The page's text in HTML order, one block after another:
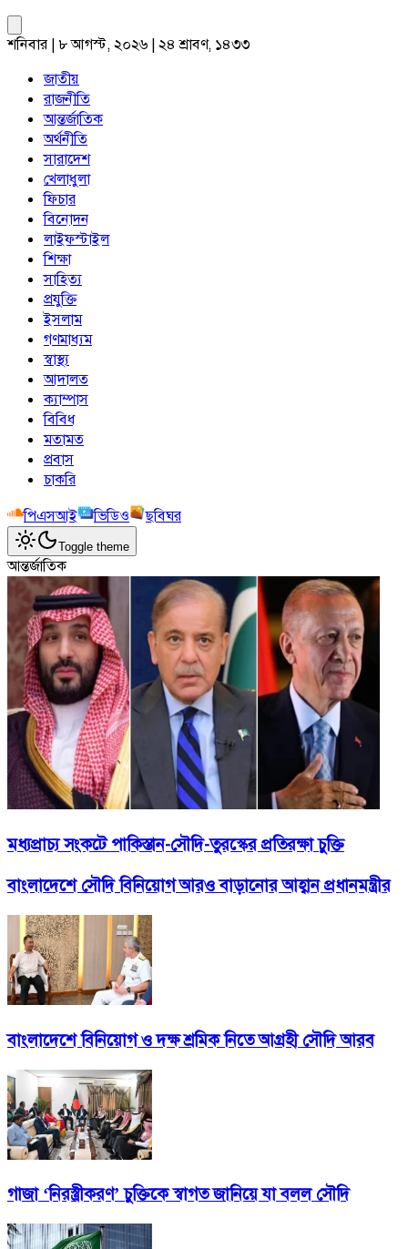
শনিবার | ৮ আগস্ট, ২০২৬ | ২৪ শ্রাবণ, ১৪৩৩
জাতীয়
রাজনীতি
আন্তর্জাতিক
অর্থনীতি
সারাদেশ
খেলাধুলা
ফিচার
বিনোদন
লাইফস্টাইল
শিক্ষা
সাহিত্য
প্রযুক্তি
ইসলাম
গণমাধ্যম
স্বাস্থ্য
আদালত
ক্যাম্পাস
বিবিধ
মতামত
প্রবাস
চাকরি
পিএসআই
ভিডিও ছবিঘর
Toggle theme
আন্তর্জাতিক
মধ্যপ্রাচ্য সংকটে পাকিস্তান-সৌদি-তুরস্কের প্রতিরক্ষা চুক্তি
বাংলাদেশে সৌদি বিনিয়োগ আরও বাড়ানোর আহ্বান প্রধানমন্ত্রীর
বাংলাদেশে বিনিয়োগ ও দক্ষ শ্রমিক নিতে আগ্রহী সৌদি আরব
গাজা ‘নিরস্ত্রীকরণ’ চুক্তিকে স্বাগত জানিয়ে যা বলল সৌদি